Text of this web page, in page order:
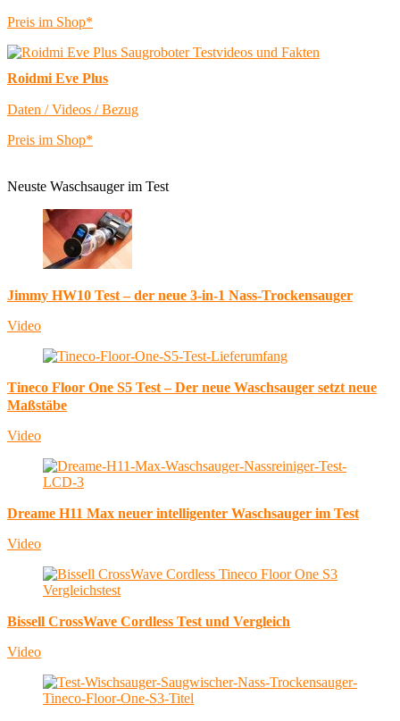
Preis im Shop*
Roidmi Eve Plus
Daten / Videos / Bezug
Preis im Shop*
Neuste Waschsauger im Test
Jimmy HW10 Test – der neue 3-in-1 Nass-Trockensauger
Video
Tineco Floor One S5 Test – Der neue Waschsauger setzt neue
Maßstäbe
Video
Dreame H11 Max neuer intelligenter Waschsauger im Test
Video
Bissell CrossWave Cordless Test und Vergleich
Video